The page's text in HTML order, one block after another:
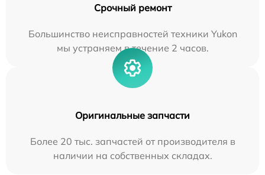
Срочный ремонт
Большинство неисправностей техники Yukon
мы устраняем в течение 2 часов.
Оригинальные запчасти
Более 20 тыс. запчастей от производителя в
наличии на собственных складах.